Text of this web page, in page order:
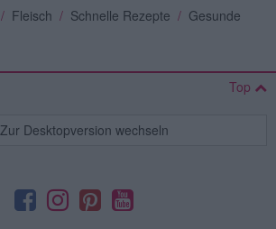
/ Fleisch / Schnelle Rezepte / Gesunde
Top
Zur Desktopversion wechseln